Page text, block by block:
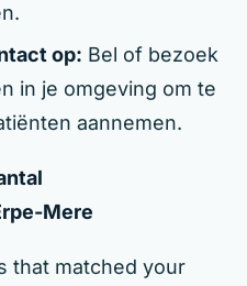
op: Bel of bezoek
in je omgeving om te
aannemen.
Mere
that matched your